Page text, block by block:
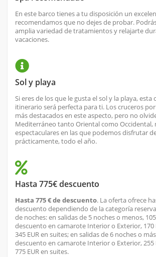
En este barco tienes a tu disposición un
recomendamos que no dejes de probar.
amplia variedad de tratamientos y relajarte
vacaciones.
Sol y playa
Si eres de los que le gusta el sol y la playa, esta
itinerario será perfecta para ti. Los cruceros
más destacados en este aspecto, pero no
Mediterráneo tanto Oriental como Occidental,
espectaculares en las que podemos disfrutar
prácticamente, todo el año.
Hasta 775€ descuento
Hasta 775 € de descuento. La oferta ofrece
descuento dependiendo de la categoría
de noches: en salidas de 5 noches o menos,
descuento en camarote Interior o Exterior, 170
345 EUR en suites; en salidas de 6 noches o
descuento en camarote Interior o Exterior, 255
775 EUR en suites.